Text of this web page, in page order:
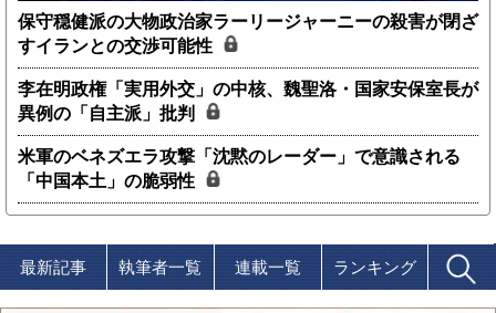
保守穏健派の大物政治家ラーリージャーニーの殺害が閉ざ
すイランとの交渉可能性
李在明政権「実用外交」の中核、魏聖洛・国家安保室長が
異例の「自主派」批判
米軍のベネズエラ攻撃「沈黙のレーダー」で意識される
「中国本土」の脆弱性
最新記事 執筆者一覧 連載一覧 ランキング